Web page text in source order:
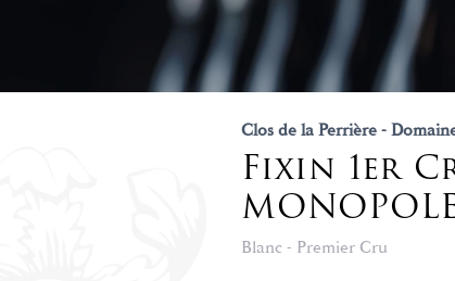
Clos de la Perrière -
Fixin 1er
Blanc - Premier Cru